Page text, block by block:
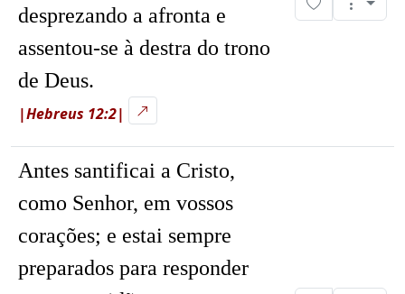
desprezando a afronta e
assentou-se à destra do trono
de Deus.
|Hebreus 12:2|
Antes santificai a Cristo,
como Senhor, em vossos
corações; e estai sempre
preparados para responder